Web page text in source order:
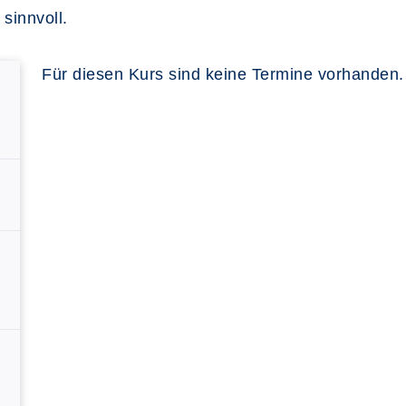
Für diesen Kurs sind keine Termine vorhanden.